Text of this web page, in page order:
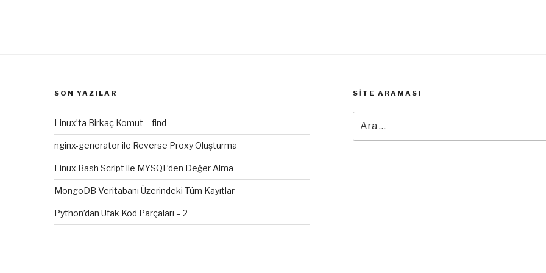
SON YAZILAR
Linux’ta Birkaç Komut – find
nginx-generator ile Reverse Proxy Oluşturma
Linux Bash Script ile MYSQL’den Değer Alma
MongoDB Veritabanı Üzerindeki Tüm Kayıtlar
Python’dan Ufak Kod Parçaları – 2
SITE ARAMASI